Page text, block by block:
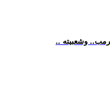
وشعبيته